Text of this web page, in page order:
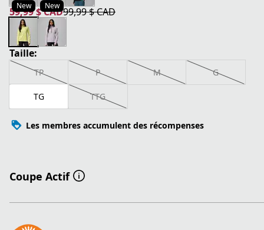
New New
59,99 $ CAD
prix actuel 59,99 $ CAD
99,99 $ CAD
prix original 99,99 $ CAD
Taille:
TP P M G
TG TTG
Les membres accumulent des récompenses
Coupe Actif